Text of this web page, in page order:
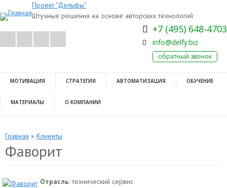
Проект "Дельфы"
Штучные решения на основе авторских технологий
+7 (495) 648-4703
info@delfy.biz
обратный звонок
МОТИВАЦИЯ СТРАТЕГИЯ АВТОМАТИЗАЦИЯ ОБУЧЕНИЕ
МАТЕРИАЛЫ О КОМПАНИИ
Главная » Клиенты
Фаворит
Отрасль:технический сервис